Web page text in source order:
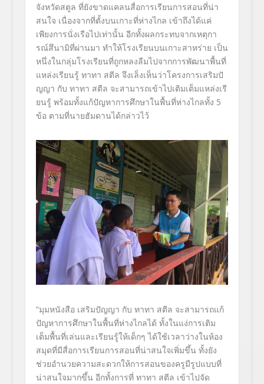
จังหวัดสตูล ที่ยังขาดแคลนสื่อการเรียนการสอนที่น่า
สนใจ เนื่องจากที่ตั้งบนเกาะที่ห่างไกล เข้าถึงได้แค่
เพียงการนั่งเรือไปเท่านั้น อีกทั้งผลกระทบจากเหตุกา
รณ์สึนามิที่ผ่านมา ทำให้โรงเรียนบนเกาะสาหร่าย เป็น
หนึ่งในกลุ่มโรงเรียนที่ถูกหลงลืมไปจากการพัฒนาพื้นที่
แหล่งเรียนรู้ ทาทา สตีล จึงเล็งเห็นว่าโครงการเสริมปั
ญญา กับ ทาทา สตีล จะสามารถเข้าไปเติมเต็มแหล่งเรี
ยนรู้ พร้อมทั้งแก้ปัญหาการศึกษาในพื้นที่ห่างไกลทั้ง 5
ข้อ ตามที่นายฮัมดานได้กล่าวไว้
“มุมหนังสือ เสริมปัญญา กับ ทาทา สตีล จะสามารถแก้
ปัญหาการศึกษาในพื้นที่ห่างไกลได้ ทั้งในแง่การเติม
เต็มพื้นที่เล่นและเรียนรู้ให้เด็กๆ ได้ใช้เวลาว่างในห้อง
สมุดที่มีสื่อการเรียนการสอนที่น่าสนใจเพิ่มขึ้น ทั้งยัง
ช่วยอำนวยความสะดวกให้การสอนของครูมีรูปแบบที่
น่าสนใจมากขึ้น อีกทั้งการที่ ทาทา สตีล เข้าไปจัด